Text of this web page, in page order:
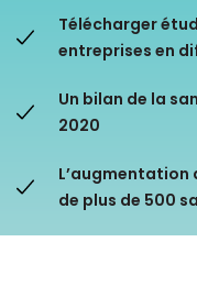
Nos data
Notre groupe
Télécharger
entreprises en
Un bilan de la
2020
L’augmentation
de plus de 500